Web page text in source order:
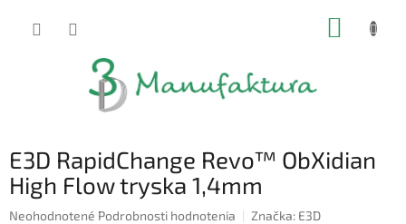
E3D RapidChange Revo™ ObXidian
High Flow tryska 1,4mm
Priemerné
Neohodnotené Podrobnosti hodnotenia Značka: E3D